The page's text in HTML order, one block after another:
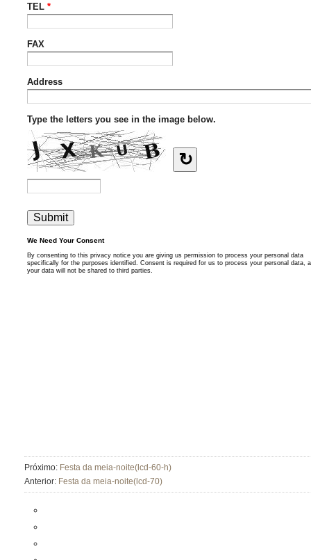
Próximo: Festa da meia-noite(lcd-60-h)
Anterior: Festa da meia-noite(lcd-70)